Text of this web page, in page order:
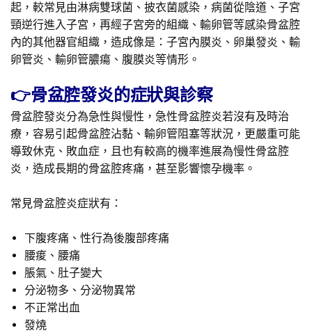
起，較常見由淋病雙球菌、披衣菌感染，病菌從陰道、子宮
頸逆行進入子宮，再經子宮旁的組織、輸卵管等感染骨盆腔
內的其他器官組織，造成像是：子宮內膜炎、卵巢發炎、輸
卵管炎、輸卵管膿瘍、腹膜炎等情形。
👉骨盆腔發炎的症狀與診察
骨盆腔發炎分為急性與慢性，急性骨盆腔炎若沒有及時治
療，容易引起骨盆腔沾黏、輸卵管阻塞等狀況，更嚴重可能
導致休克、敗血症，且也有較高的機率進展為慢性骨盆腔
炎，造成長期的骨盆腔疼痛，甚至影響懷孕機率。
常見骨盆腔炎症狀有：
下腹疼痛、性行為後腹部疼痛
腰痠、腰痛
脹氣、肚子變大
分泌物多、分泌物異常
不正常出血
發燒